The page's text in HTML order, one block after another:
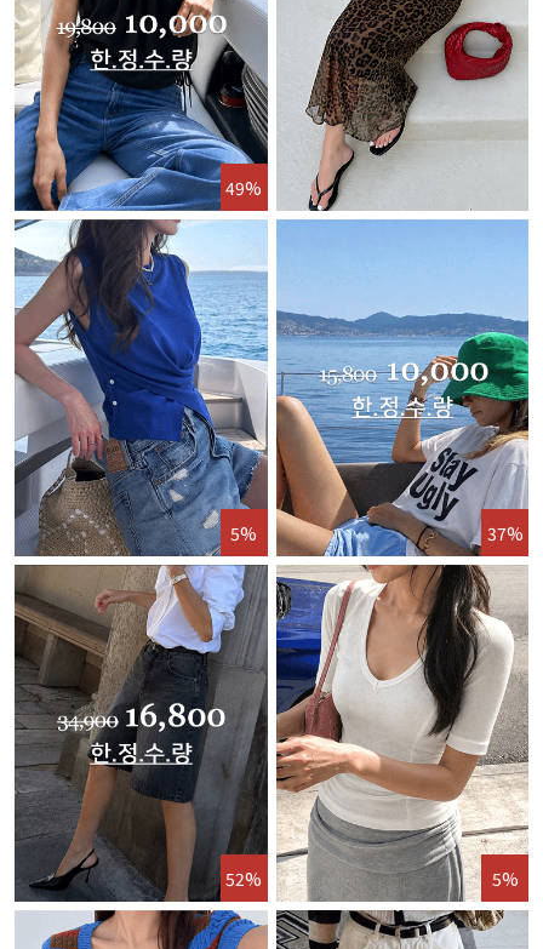
49%
5% 37%
52% 5%